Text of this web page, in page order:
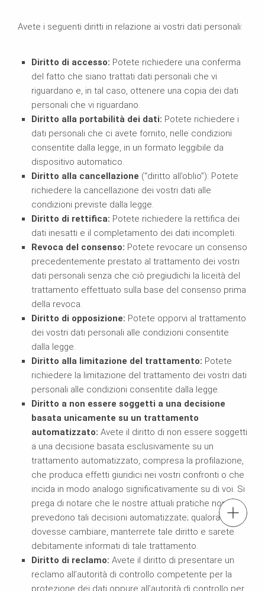
tel.: +41 52 320 03 03
Iscrizione alla newsletter
Avete i seguenti diritti in relazione ai vostri dati personali:
Diritto di accesso: Potete richiedere una conferma
del fatto che siano trattati dati personali che vi
riguardano e, in tal caso, ottenere una copia dei dati
personali che vi riguardano.
Diritto alla portabilità dei dati: Potete richiedere i
dati personali che ci avete fornito, nelle condizioni
consentite dalla legge, in un formato leggibile da
dispositivo automatico.
Diritto alla cancellazione (“diritto all’oblio”): Potete
richiedere la cancellazione dei vostri dati alle
condizioni previste dalla legge.
Diritto di rettifica: Potete richiedere la rettifica dei
dati inesatti e il completamento dei dati incompleti.
Revoca del consenso: Potete revocare un consenso
precedentemente prestato al trattamento dei vostri
dati personali senza che ciò pregiudichi la liceità del
trattamento effettuato sulla base del consenso prima
della revoca.
Diritto di opposizione: Potete opporvi al trattamento
dei vostri dati personali alle condizioni consentite
dalla legge.
Diritto alla limitazione del trattamento: Potete
richiedere la limitazione del trattamento dei vostri dati
personali alle condizioni consentite dalla legge.
Diritto a non essere soggetti a una decisione
basata unicamente su un trattamento
automatizzato: Avete il diritto di non essere soggetti
a una decisione basata esclusivamente su un
trattamento automatizzato, compresa la profilazione,
che produca effetti giuridici nei vostri confronti o che
incida in modo analogo significativamente su di voi. Si
prega di notare che le nostre attuali pratiche non
prevedono tali decisioni automatizzate; qualora ciò
dovesse cambiare, manterrete tale diritto e sarete
debitamente informati di tale trattamento.
Diritto di reclamo: Avete il diritto di presentare un
reclamo all’autorità di controllo competente per la
protezione dei dati oppure all’autorità di controllo per